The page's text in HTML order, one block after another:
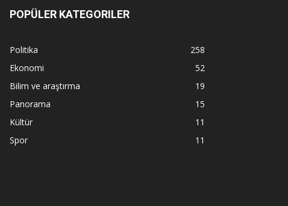
POPÜLER KATEGORILER
Politika
258
Ekonomi
52
Bilim ve araştırma
19
Panorama
15
Kültür
11
Spor
11